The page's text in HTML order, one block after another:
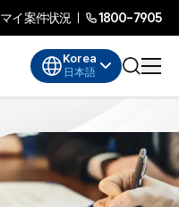
マイ案件状況 1800-7905
Korea
日本語